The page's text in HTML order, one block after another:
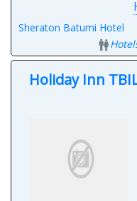
Holiday Inn